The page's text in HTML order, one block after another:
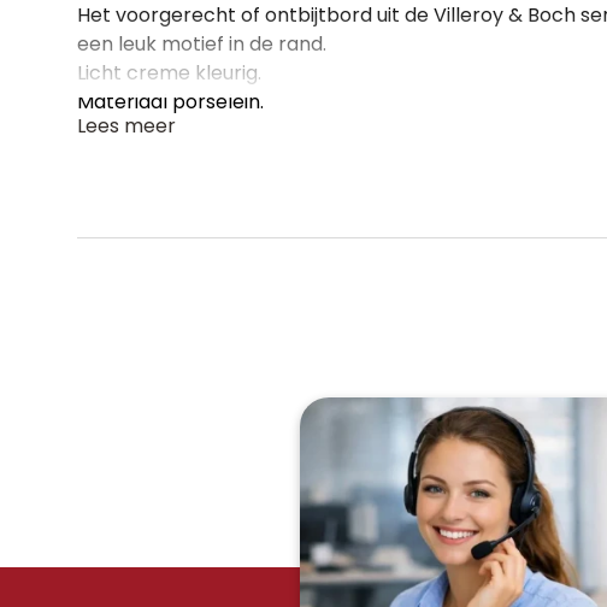
Het voorgerecht of ontbijtbord uit de Villeroy & Boch
een leuk motief in de rand.
Licht creme kleurig.
Materiaal porselein.
Lees meer